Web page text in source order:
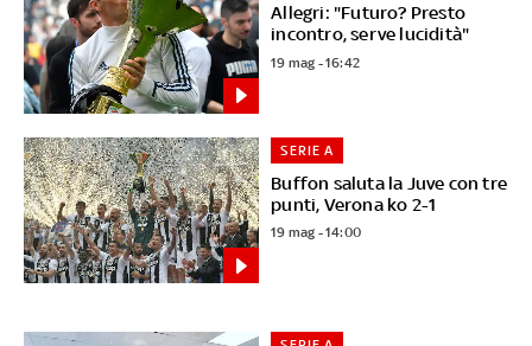
Allegri: "Futuro? Presto
incontro, serve lucidità"
19 mag - 16:42
Buffon saluta la Juve con tre
punti, Verona ko 2-1
SERIE A
19 mag - 14:00